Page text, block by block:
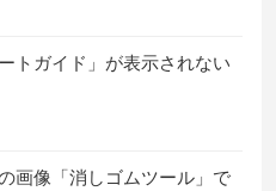
トガイド」が表示されない
画像「消しゴムツール」で